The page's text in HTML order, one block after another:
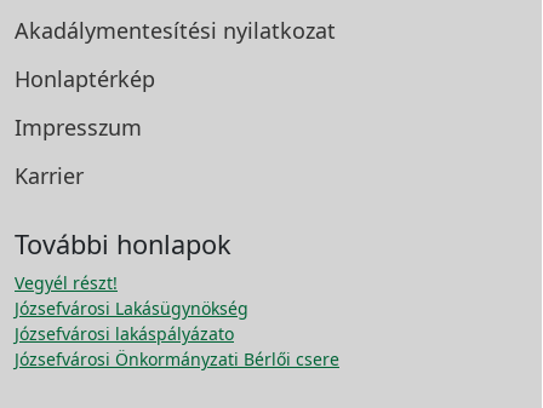
Akadálymentesítési nyilatkozat
Honlaptérkép
Impresszum
Karrier
További honlapok
Vegyél részt!
Józsefvárosi Lakásügynökség
Józsefvárosi lakáspályázato
Józsefvárosi Önkormányzati Bérlői csere